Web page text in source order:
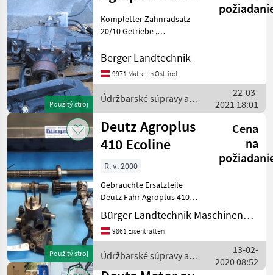
Použitý stroj
Dorado
Kompletter Zahnradsatz
20/10 Getriebe ,
rechts , Hydraulikpumpe,
Lenkhydraulikpumpe,
Lenkzylinder, Spurstangen ,
Unterlenker links und
rechts mit
Berger Landtechnik
9971 Matrei in Osttirol
Údržbarské súpravy a
súčiastky / Deutz Fahr
22-03-
2021 18:01
Použitý stroj
Deutz Agroplus
410 Ecoline
Cena
na
R. v. 2000
Gebrauchte Ersatzteile
Deutz Fahr Agroplus 410
Ecoline Same Dorado 3" 80
Zögern Sie nicht uns zu
kontaktieren entweder per
Bürger Landtechnik Maschinenbau
9861 Eisentratten
Údržbarské súpravy a
súčiastky / Deutz Fahr
13-02-
2020 08:52